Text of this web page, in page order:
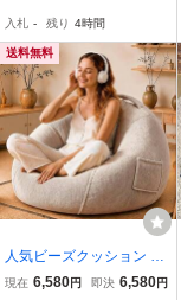
入札 - 残り 4時間
送料無料
人気ビーズクッション 特
大70*60cm 一人掛け 洗え
現在 6,580円 即決 6,580円